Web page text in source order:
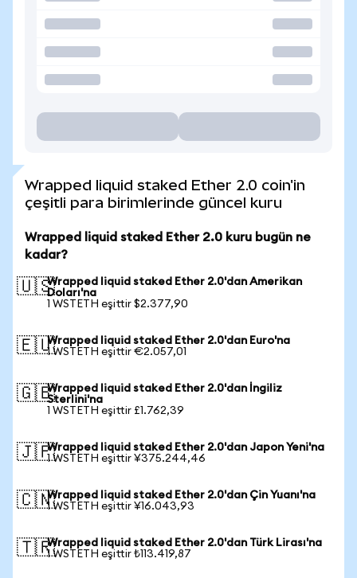
Wrapped liquid staked Ether 2.0 coin'in
çeşitli para birimlerinde güncel kuru
Wrapped liquid staked Ether 2.0 kuru bugün ne
kadar?
🇺🇸Wrapped liquid staked Ether 2.0'dan Amerikan
Doları'na
1 WSTETH eşittir $2.377,90
🇪🇺Wrapped liquid staked Ether 2.0'dan Euro'na
1 WSTETH eşittir €2.057,01
🇬🇧Wrapped liquid staked Ether 2.0'dan İngiliz
Sterlini'na
1 WSTETH eşittir £1.762,39
🇯🇵Wrapped liquid staked Ether 2.0'dan Japon Yeni'na
1 WSTETH eşittir ¥375.244,46
🇨🇳Wrapped liquid staked Ether 2.0'dan Çin Yuanı'na
1 WSTETH eşittir ¥16.043,93
🇹🇷Wrapped liquid staked Ether 2.0'dan Türk Lirası'na
1 WSTETH eşittir ₺113.419,87